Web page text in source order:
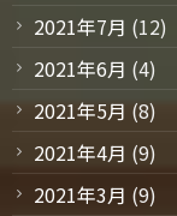
2021年7月 (12)
2021年6月 (4)
2021年5月 (8)
2021年4月 (9)
2021年3月 (9)